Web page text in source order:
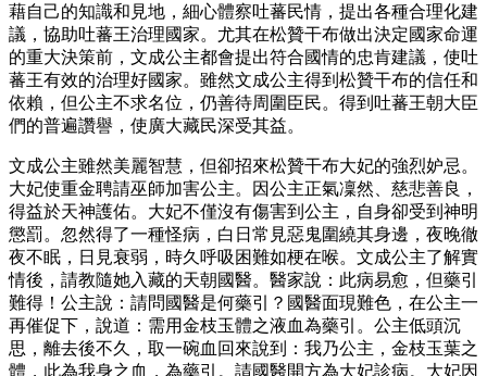
藉自己的知識和見地，細心體察吐蕃民情，提出各種合理化建
議，協助吐蕃王治理國家。尤其在松贊干布做出決定國家命運
的重大決策前，文成公主都會提出符合國情的忠肯建議，使吐
蕃王有效的治理好國家。雖然文成公主得到松贊干布的信任和
依賴，但公主不求名位，仍善待周圍臣民。得到吐蕃王朝大臣
們的普遍讚譽，使廣大藏民深受其益。
文成公主雖然美麗智慧，但卻招來松贊干布大妃的強烈妒忌。
大妃使重金聘請巫師加害公主。因公主正氣凜然、慈悲善良，
得益於天神護佑。大妃不僅沒有傷害到公主，自身卻受到神明
懲罰。忽然得了一種怪病，白日常見惡鬼圍繞其身邊，夜晚徹
夜不眠，日見衰弱，時久呼吸困難如梗在喉。文成公主了解實
情後，請教隨她入藏的天朝國醫。醫家說：此病易愈，但藥引
難得！公主說：請問國醫是何藥引？國醫面現難色，在公主一
再催促下，說道：需用金枝玉體之液血為藥引。公主低頭沉
思，離去後不久，取一碗血回來說到：我乃公主，金枝玉葉之
體，此為我身之血，為藥引。請國醫開方為大妃診病。大妃因